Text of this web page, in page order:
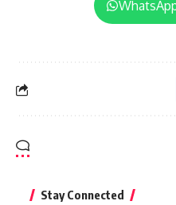
Stay Connected